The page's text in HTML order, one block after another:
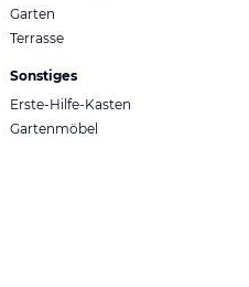
Garten
Terrasse
Sonstiges
Erste-Hilfe-Kasten
Gartenmöbel